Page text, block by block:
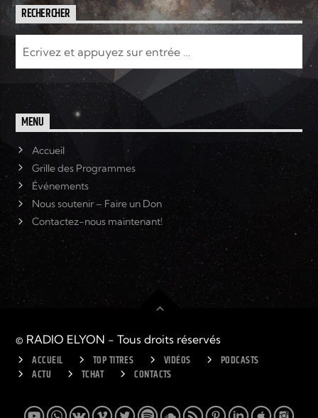
RECHERCHER
MENU
Accueil
Grille des Programmes
Événements
Nous soutenir – Faire un Don
Contactez-nous maintenant!
© RADIO ELYON - Tous droits réservés
ACCUEIL TOP TITRES VIDÉOS
PODCASTS
ACTU
TCHAT CONTACTS